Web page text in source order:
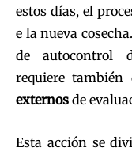
estos días, el
e la nueva
de autocontrol
requiere también
externos de
Esta acción se